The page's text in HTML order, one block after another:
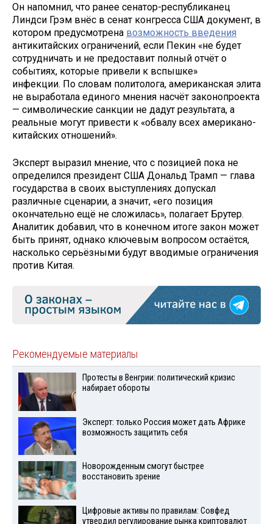
Он напомнил, что ранее сенатор-республиканец
Линдси Грэм внёс в сенат конгресса США документ, в
котором предусмотрена возможность введения
антикитайских ограничений, если Пекин «не будет
сотрудничать и не предоставит полный отчёт о
событиях, которые привели к вспышке»
инфекции. По словам политолога, американская элита
не выработала единого мнения насчёт законопроекта
— символические санкции не дадут результата, а
реальные могут привести к «обвалу всех американо-
китайских отношений».
Эксперт выразил мнение, что с позицией пока не
определился президент США Дональд Трамп — глава
государства в своих выступлениях допускал
различные сценарии, а значит, «его позиция
окончательно ещё не сложилась», полагает Брутер.
Аналитик добавил, что в конечном итоге закон может
быть принят, однако ключевым вопросом остаётся,
насколько серьёзными будут вводимые ограничения
против Китая.
Рекомендуемые материалы
Протесты в Венгрии: политический кризис
набирает обороты
Эксперт: только Россия может дать Африке
возможность защитить себя
Новорожденным смогут быстрее
восстановить зрение
Цифровые активы по правилам: Совфед
утвердил регулирование рынка криптовалют